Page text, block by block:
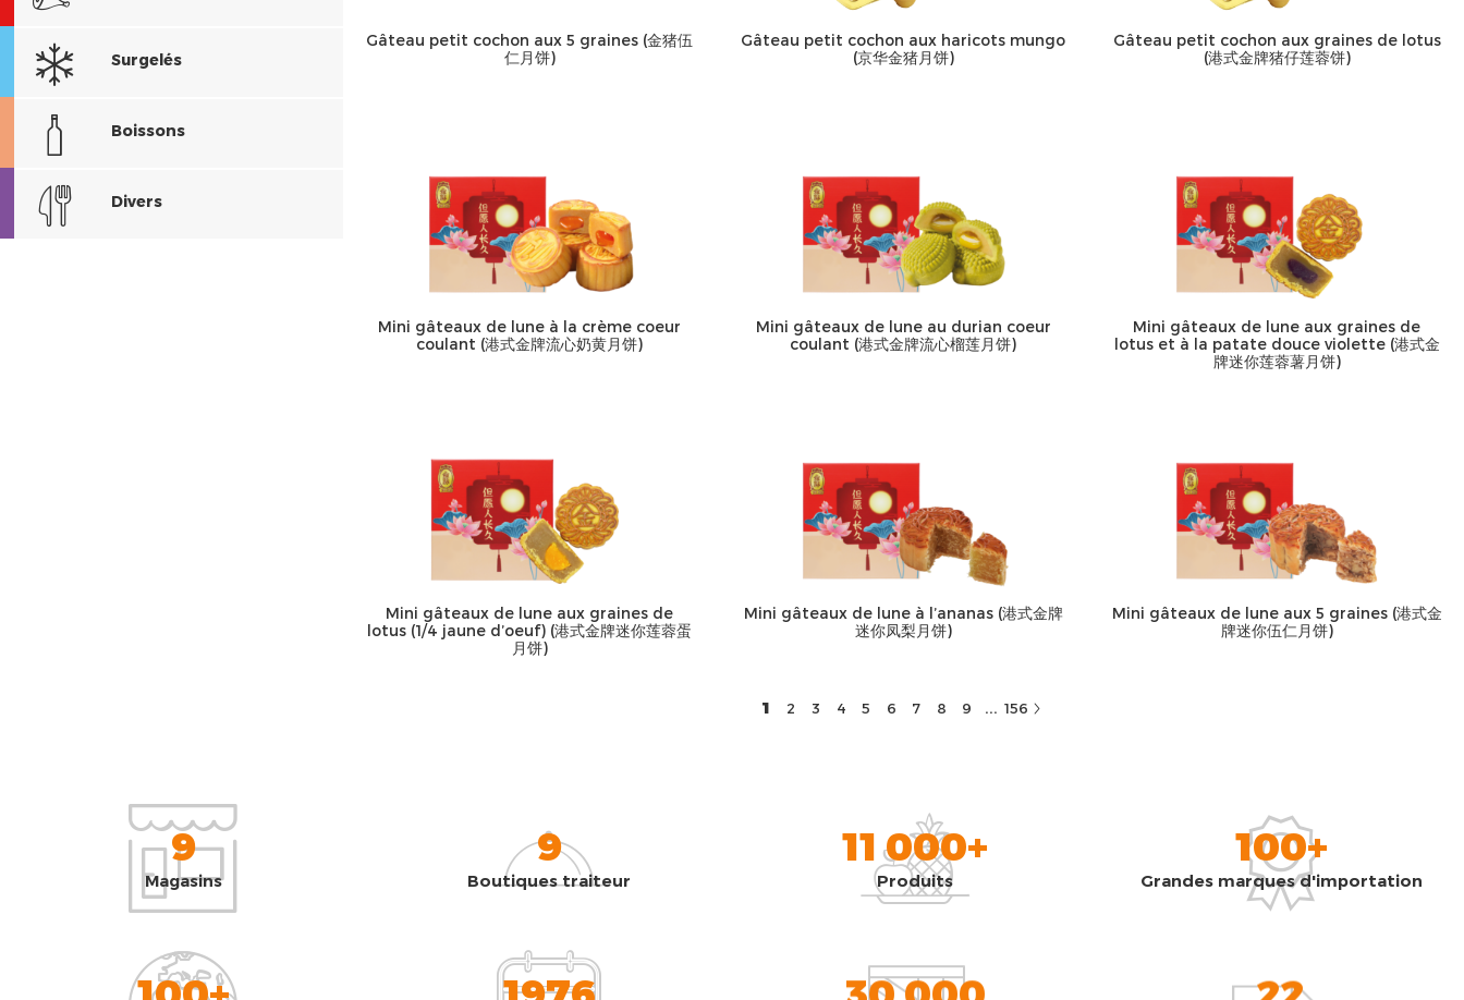
Surgelés
Boissons
Divers
Gâteau petit cochon aux 5 graines (金猪伍
仁月饼)
Gâteau petit cochon aux haricots mungo
(京华金猪月饼)
Gâteau petit cochon aux graines de lotus
(港式金牌猪仔莲蓉饼)
Mini gâteaux de lune à la crème coeur
coulant (港式金牌流心奶黄月饼)
Mini gâteaux de lune au durian coeur
coulant (港式金牌流心榴莲月饼)
Mini gâteaux de lune aux graines de
lotus et à la patate douce violette (港式金
牌迷你莲蓉薯月饼)
Mini gâteaux de lune aux graines de
lotus (1/4 jaune d’oeuf) (港式金牌迷你莲蓉蛋
月饼)
Mini gâteaux de lune à l’ananas (港式金牌
迷你凤梨月饼)
Mini gâteaux de lune aux 5 graines (港式金
牌迷你伍仁月饼)
1 2 3 4 5 6 7 8 9 ... 156
9
Magasins
9
Boutiques traiteur
11 000+
Produits
100+
Grandes marques d'importation